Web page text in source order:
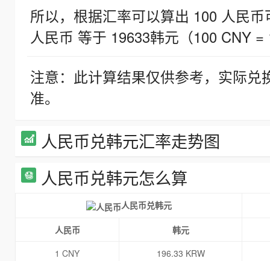
所以，根据汇率可以算出 100 人民
人民币 等于 19633韩元（100 CNY =
注意：此计算结果仅供参考，实际
准。
人民币兑韩元汇率走势图
人民币兑韩元怎么算
人民币兑韩元
人民币
韩元
1 CNY
196.33 KRW